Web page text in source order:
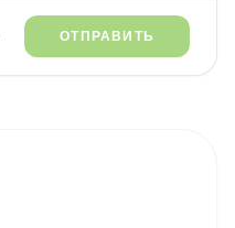
ОТПРАВИТЬ